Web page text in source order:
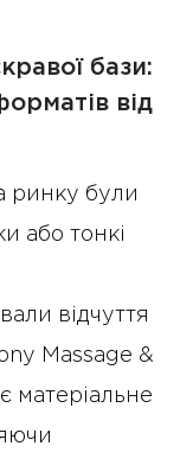
бази:
від
ринку були
або тонкі
відчуття
Massage &
матеріальне